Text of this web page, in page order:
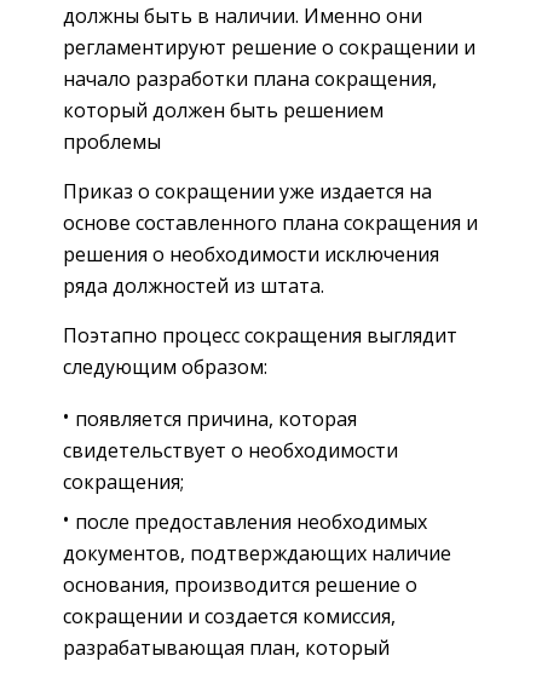
должны быть в наличии. Именно они
регламентируют решение о сокращении и
начало разработки плана сокращения,
который должен быть решением
проблемы
Приказ о сокращении уже издается на
основе составленного плана сокращения и
решения о необходимости исключения
ряда должностей из штата.
Поэтапно процесс сокращения выглядит
следующим образом:
появляется причина, которая
свидетельствует о необходимости
сокращения;
после предоставления необходимых
документов, подтверждающих наличие
основания, производится решение о
сокращении и создается комиссия,
разрабатывающая план, который